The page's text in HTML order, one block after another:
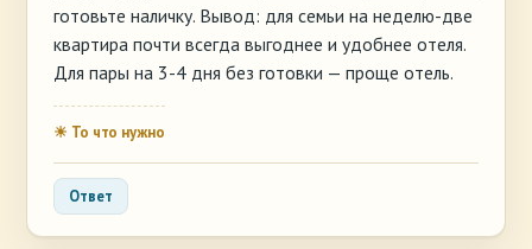
готовьте наличку. Вывод: для семьи на неделю-две
квартира почти всегда выгоднее и удобнее отеля.
Для пары на 3-4 дня без готовки — проще отель.
☀ То что нужно
Ответ